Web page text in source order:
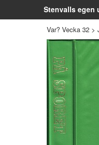
Stenvalls egen
Var? Vecka 32 >